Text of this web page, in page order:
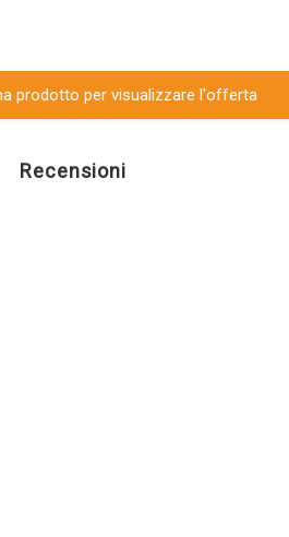
prodotto per visualizzare l'offerta
Recensioni